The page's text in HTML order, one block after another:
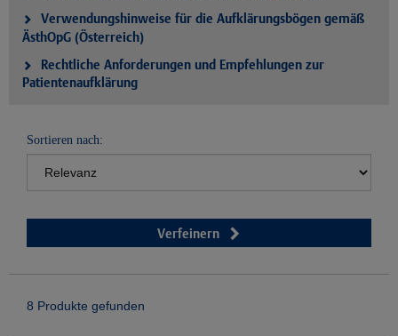
Verwendungshinweise für die Aufklärungsbögen gemäß
ÄsthOpG (Österreich)
Rechtliche Anforderungen und Empfehlungen zur
Patientenaufklärung
Sortieren nach:
Verfeinern
8 Produkte gefunden